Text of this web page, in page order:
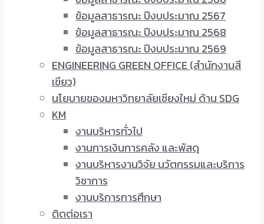
ข้อมูลสาธารณะ ปีงบประมาณ 2567
ข้อมูลสาธารณะ ปีงบประมาณ 2568
ข้อมูลสาธารณะ ปีงบประมาณ 2569
ENGINEERING GREEN OFFICE (สำนักงานสี
เขียว)
นโยบายของมหาวิทยาลัยเชียงใหม่ ด้าน SDG
KM
งานบริหารทั่วไป
งานการเงินการคลัง และพัสดุ
งานบริหารงานวิจัย นวัตกรรมและบริการ
วิชาการ
งานบริการการศึกษา
ติดต่อเรา